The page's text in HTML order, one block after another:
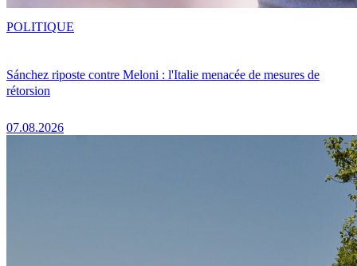
Sánchez riposte contre Meloni : l'Italie menacée de mesures de
rétorsion
07.08.2026
POLITIQUE